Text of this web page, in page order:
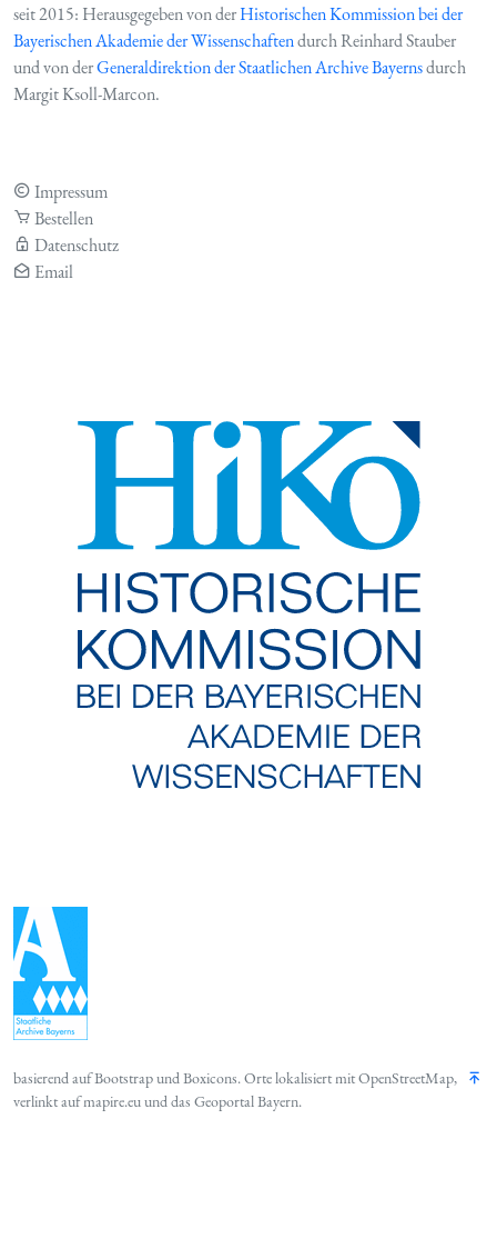
seit 2015: Herausgegeben von derHistorischen Kommission bei der
Bayerischen Akademie der Wissenschaftendurch Reinhard Stauber
und von derGeneraldirektion der Staatlichen Archive Bayernsdurch
Margit Ksoll-Marcon.
Impressum
Bestellen
Datenschutz
Email
basierend aufBootstrapundBoxicons. Orte lokalisiert mitOpenStreetMap,
verlinkt aufmapire.euund das Geoportal Bayern.